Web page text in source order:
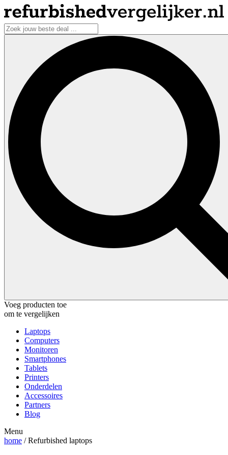
Voeg producten toe
om te vergelijken
Laptops
Computers
Monitoren
Smartphones
Tablets
Printers
Onderdelen
Accessoires
Partners
Blog
Menu
home / Refurbished laptops